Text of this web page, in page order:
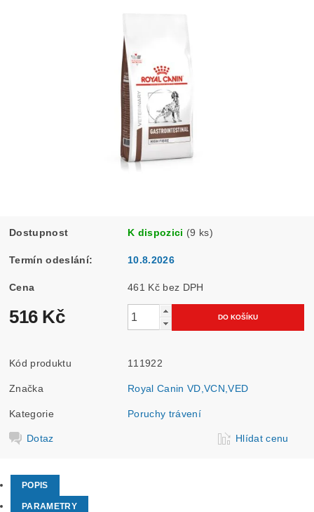
Dostupnost K dispozici (9 ks)
Termín odeslání: 10.8.2026
Cena 461 Kč bez DPH
516 Kč
Kód produktu 111922
Značka Royal Canin VD,VCN,VED
Kategorie Poruchy trávení
Dotaz Hlídat cenu
POPIS
PARAMETRY